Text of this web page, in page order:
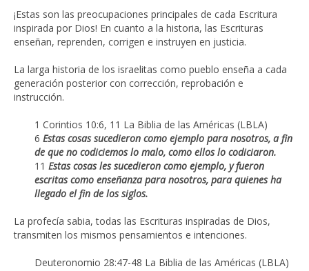
¡Estas son las preocupaciones principales de cada Escritura
inspirada por Dios! En cuanto a la historia, las Escrituras
enseñan, reprenden, corrigen e instruyen en justicia.
La larga historia de los israelitas como pueblo enseña a cada
generación posterior con corrección, reprobación e
instrucción.
1 Corintios 10:6, 11 La Biblia de las Américas (LBLA)
6 Estas cosas sucedieron como ejemplo para nosotros, a fin
de que no codiciemos lo malo, como ellos lo codiciaron.
11 Estas cosas les sucedieron como ejemplo, y fueron
escritas como enseñanza para nosotros, para quienes ha
llegado el fin de los siglos.
La profecía sabia, todas las Escrituras inspiradas de Dios,
transmiten los mismos pensamientos e intenciones.
Deuteronomio 28:47-48 La Biblia de las Américas (LBLA)